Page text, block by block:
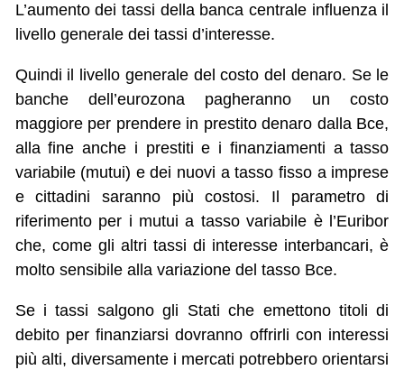
L’aumento dei tassi della banca centrale influenza il
livello generale dei tassi d’interesse.
Quindi il livello generale del costo del denaro. Se le
banche dell’eurozona pagheranno un costo
maggiore per prendere in prestito denaro dalla Bce,
alla fine anche i prestiti e i finanziamenti a tasso
variabile (mutui) e dei nuovi a tasso fisso a imprese
e cittadini saranno più costosi. Il parametro di
riferimento per i mutui a tasso variabile è l’Euribor
che, come gli altri tassi di interesse interbancari, è
molto sensibile alla variazione del tasso Bce.
Se i tassi salgono gli Stati che emettono titoli di
debito per finanziarsi dovranno offrirli con interessi
più alti, diversamente i mercati potrebbero orientarsi